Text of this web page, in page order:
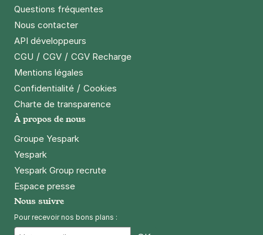
Questions fréquentes
Nous contacter
API développeurs
CGU / CGV / CGV Recharge
Mentions légales
Confidentialité / Cookies
Charte de transparence
À propos de nous
Groupe Yespark
Yespark
Yespark Group recrute
Espace presse
Nous suivre
Pour recevoir nos bons plans :